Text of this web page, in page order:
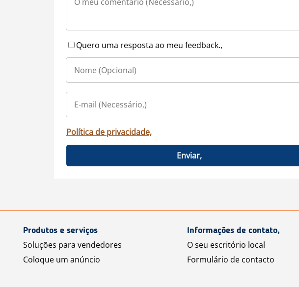
Quero uma resposta ao meu feedback.,
Política de privacidade,
Enviar,
Produtos e serviços
Soluções para vendedores
Coloque um anúncio
Informações de contato,
O seu escritório local
Formulário de contacto